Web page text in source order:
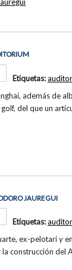
además de
del que un
Etiquetas:
JAUREGUI
ex-pelotari y
la construcción del
Etiquetas: